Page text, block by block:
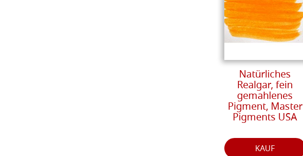
Natürliches
Realgar, fein
gemahlenes
Pigment, Master
Pigments USA
KAUF